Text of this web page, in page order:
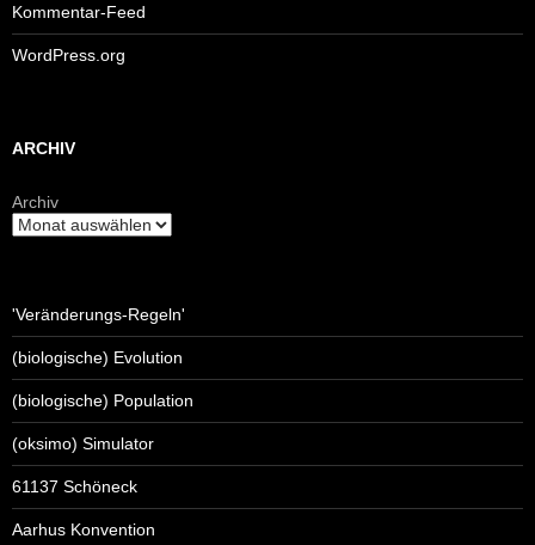
Kommentar-Feed
WordPress.org
ARCHIV
Archiv
'Veränderungs-Regeln'
(biologische) Evolution
(biologische) Population
(oksimo) Simulator
61137 Schöneck
Aarhus Konvention